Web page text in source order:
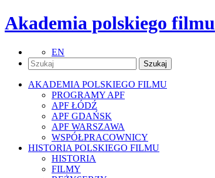
Akademia polskiego filmu
EN
AKADEMIA POLSKIEGO FILMU
PROGRAMY APF
APF ŁÓDŹ
APF GDAŃSK
APF WARSZAWA
WSPÓŁPRACOWNICY
HISTORIA POLSKIEGO FILMU
HISTORIA
FILMY